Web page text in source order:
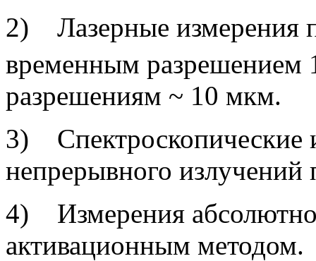
2) Лазерные измерения
временным разрешением
разрешениям ~ 10 мкм.
3) Спектроскопические
непрерывного
4) Измерения
активационным методом.